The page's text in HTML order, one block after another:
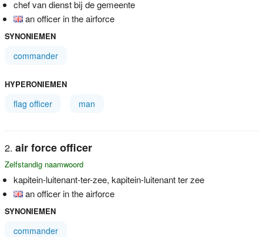
chef van dienst bij de gemeente
an officer in the airforce
SYNONIEMEN
commander
HYPERONIEMEN
flag officer man
air force officer
Zelfstandig naamwoord
kapitein-luitenant-ter-zee, kapitein-luitenant ter zee
an officer in the airforce
SYNONIEMEN
commander